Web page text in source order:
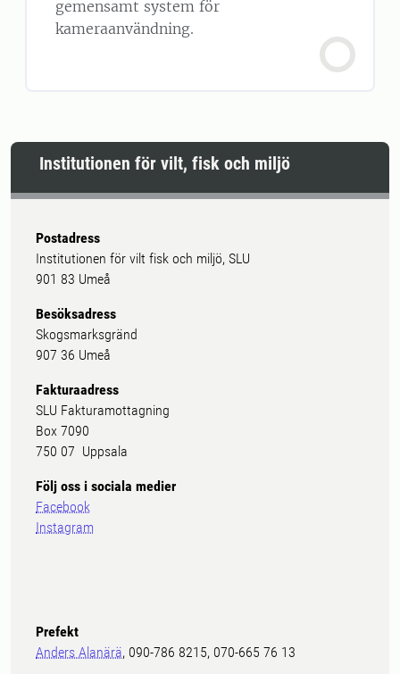
gemensamt system för
kameraanvändning.
Institutionen för vilt, fisk och miljö
Postadress
Institutionen för vilt fisk och miljö, SLU
901 83 Umeå
Besöksadress
Skogsmarksgränd
907 36 Umeå
Fakturaadress
SLU Fakturamottagning
Box 7090
750 07 Uppsala
Följ oss i sociala medier
Facebook
Instagram
Prefekt
Anders Alanärä, 090-786 8215, 070-665 76 13